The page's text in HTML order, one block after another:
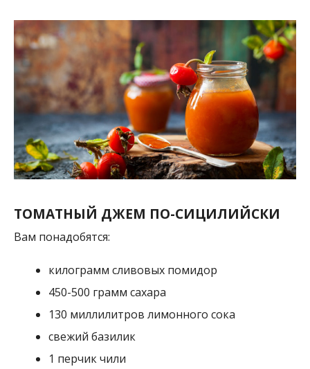
ТОМАТНЫЙ ДЖЕМ ПО-СИЦИЛИЙСКИ
Вам понадобятся:
килограмм сливовых помидор
450-500 грамм сахара
130 миллилитров лимонного сока
свежий базилик
1 перчик чили